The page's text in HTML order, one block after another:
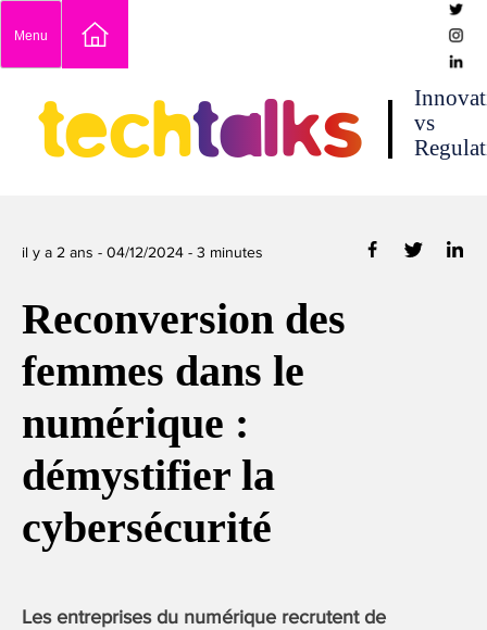
content
Menu
techtalks
vs
il y a 2 ans - 04/12/2024 - 3 minutes
Reconversion des
femmes dans le
numérique :
démystifier la
cybersécurité
Les entreprises du numérique recrutent de